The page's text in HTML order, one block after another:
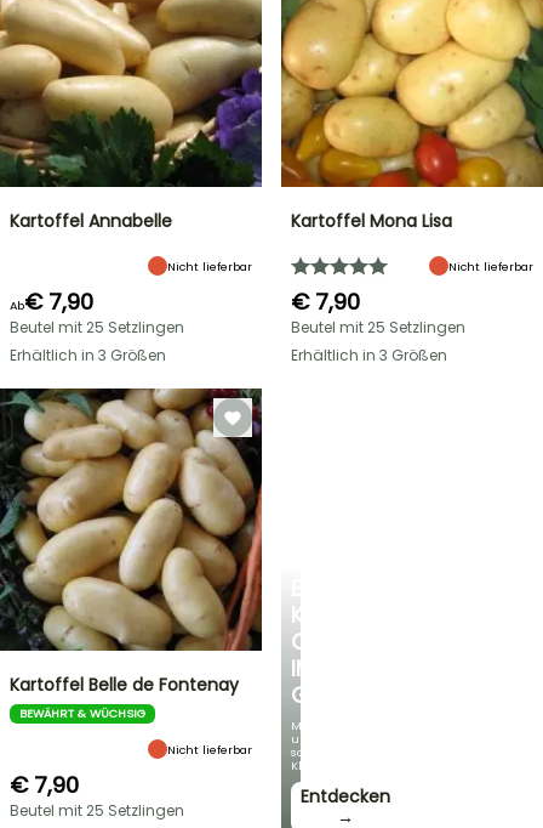
KÜHLE
OASE
IM
GARTEN
Mit
unseren
schönsten
Kletterpflanzen!
Entdecken
→
Kartoffel Annabelle
Nicht lieferbar
Ab€ 7,90
Beutel mit 25 Setzlingen
Erhältlich in 3 Größen
Kartoffel Mona Lisa
Nicht lieferbar
€ 7,90
Beutel mit 25 Setzlingen
Erhältlich in 3 Größen
Kartoffel Belle de Fontenay
BEWÄHRT & WÜCHSIG
Nicht lieferbar
€ 7,90
Beutel mit 25 Setzlingen